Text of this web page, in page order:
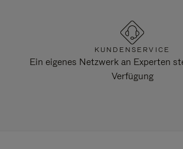
KUNDENSERVICE
Ein eigenes Netzwerk an Experten
Verfügung